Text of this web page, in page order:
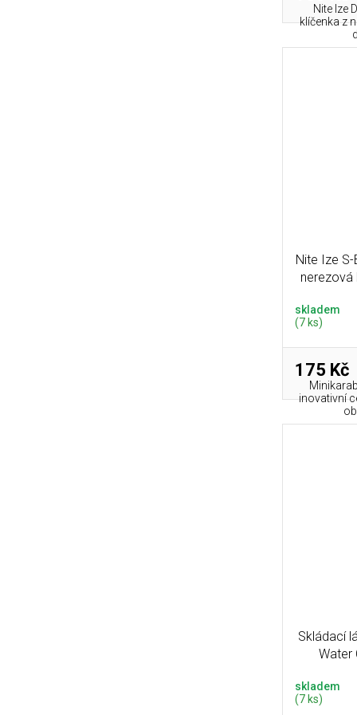
Nite Ize
klíčenka z
Nite Ize
nerezová
skladem
(7 ks)
175 Kč
inovativní
Skládací
Water
skladem
(7 ks)